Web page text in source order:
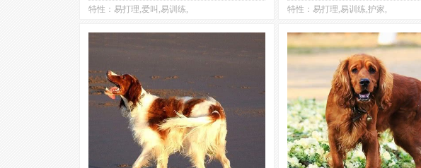
特性：易打理,爱叫,易训练,
3
特性：易打理,易训练,护家,
0